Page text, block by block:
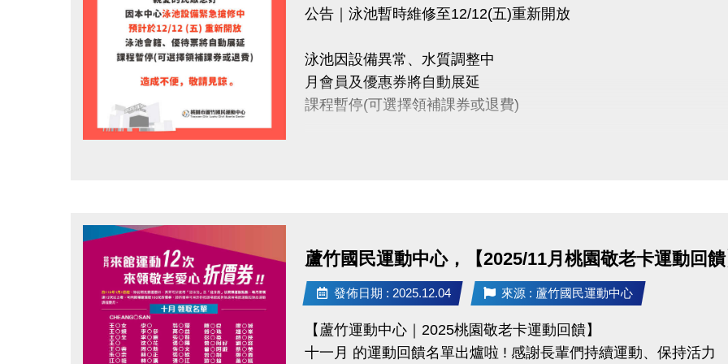
公告｜泳池暫時維修至12/12(五)重新開放
泳池因設備異常、水質調整中
月會員及優惠券將自動展延
課程暫停(可選擇領補課券或退費)
IG : @luzhusports
蘆竹國民運動中心，【2025/11月桃園敬老卡運動回饋
發佈日期 : 2025.12.04 來源 : 蘆竹國民運動中心
【蘆竹運動中心｜2025桃園敬老卡運動回饋】
十一月 的運動回饋名單出爐啦 ! 感謝長輩們持續運動、保持活力